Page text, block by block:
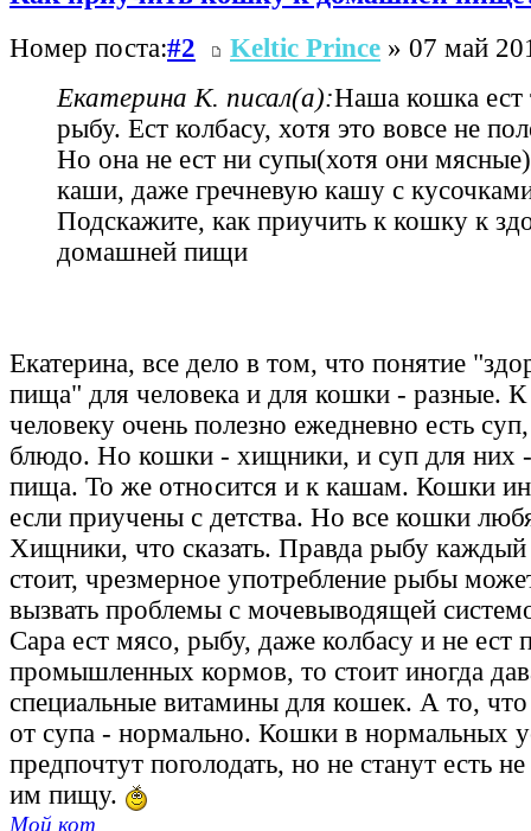
Номер поста:#2 Keltic Prince » 07 май
Екатерина К. писал(а):Наша кошка ест
рыбу. Ест колбасу, хотя это вовсе не
Но она не ест ни супы(хотя они
каши, даже гречневую кашу с
Подскажите, как приучить к кошку к
домашней пищи
Екатерина, все дело в том, что понятие
пища" для человека и для кошки - разные.
человеку очень полезно ежедневно есть
блюдо. Но кошки - хищники, и суп для них -
пища. То же относится и к кашам. Кошки
если приучены с детства. Но все кошки
Хищники, что сказать. Правда рыбу каждый
стоит, чрезмерное употребление рыбы
вызвать проблемы с мочевыводящей
Сара ест мясо, рыбу, даже колбасу и не ест
промышленных кормов, то стоит иногда
специальные витамины для кошек. А то, что
от супа - нормально. Кошки в нормальных
предпочтут поголодать, но не станут есть
им пищу.
Мой кот